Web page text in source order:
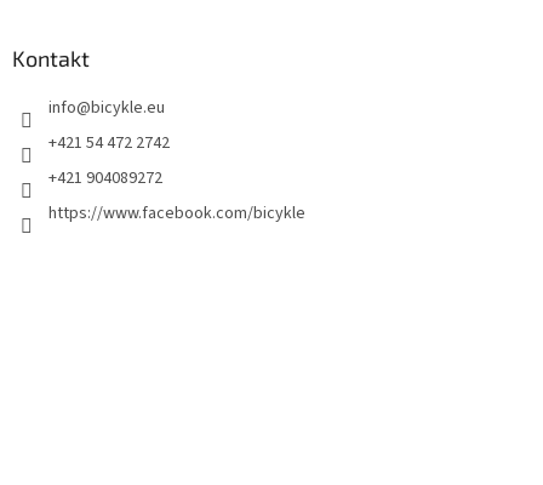
Kontakt
info@bicykle.eu
+421 54 472 2742
+421 904089272
https://www.facebook.com/bicykle